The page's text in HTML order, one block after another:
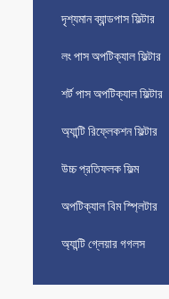
দৃশ্যমান ব্যান্ডপাস ফিল্টার
লং পাস অপটিক্যাল ফিল্টার
শর্ট পাস অপটিক্যাল ফিল্টার
অ্যান্টি রিফ্লেকশন ফিল্টার
উচ্চ প্রতিফলক ফিল্ম
অপটিক্যাল বিম স্প্লিটার
অ্যান্টি গ্লেয়ার গগলস